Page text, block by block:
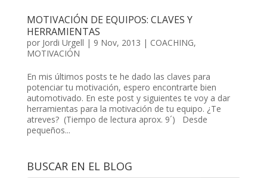
MOTIVACIÓN DE EQUIPOS: CLAVES Y
HERRAMIENTAS
por Jordi Urgell | 9 Nov, 2013 | COACHING,
MOTIVACIÓN
En mis últimos posts te he dado las claves para
potenciar tu motivación, espero encontrarte bien
automotivado. En este post y siguientes te voy a dar
herramientas para la motivación de tu equipo. ¿Te
atreves? (Tiempo de lectura aprox. 9´) Desde
pequeños...
BUSCAR EN EL BLOG